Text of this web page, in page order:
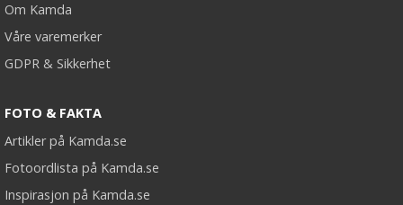
Om Kamda
Våre varemerker
GDPR & Sikkerhet
FOTO & FAKTA
Artikler på Kamda.se
Fotoordlista på Kamda.se
Inspirasjon på Kamda.se